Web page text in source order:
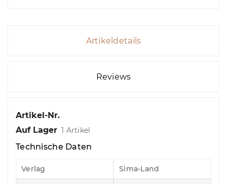
Artikeldetails
Reviews
Artikel-Nr.
Auf Lager 1 Artikel
Technische Daten
Verlag Sima-Land